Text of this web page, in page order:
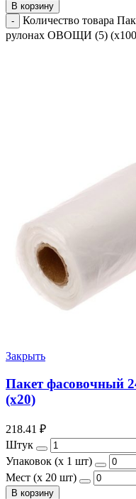
В корзину
Количество товара
рулонах ОВОЩИ (5)
Закрыть
Пакет фасовочный
(х20)
218.41 ₽
Штук
Упаковок (x 1 шт)
Мест (x 20 шт)
В корзину